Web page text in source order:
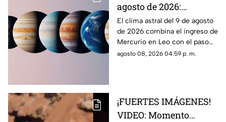
agosto de 2026:
cambios en la
comunicación y
enfoque emocional
El clima astral del 9 de agosto
de 2026 combina el ingreso de
Mercurio en Leo con el paso
de la Luna a Cáncer y Venus en
agosto 08, 2026 04:59 p. m.
¡FUERTES IMÁGENES!
VIDEO: Momento